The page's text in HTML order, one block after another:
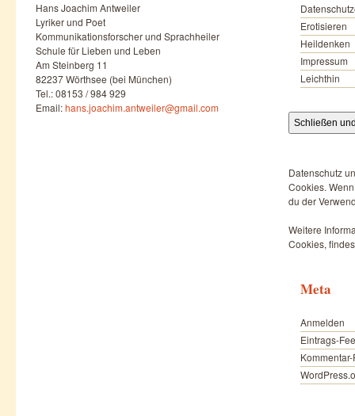
Hans Joachim Antweiler
Lyriker und Poet
Kommunikationsforscher und Sprachheiler
Schule für Lieben und Leben
Am Steinberg 11
82237 Wörthsee (bei München)
Tel.: 08153 / 984 929
Email:hans.joachim.antweiler@gmail.com
Erotisieren
Heildenken
Impressum
Leichthin
Datenschutz
Cookies.
du der
Weitere
Cookies,
Meta
Anmelden
Eintrags-